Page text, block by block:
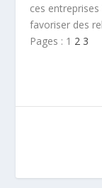
ces
favoriser des
Pages : 1 2 3